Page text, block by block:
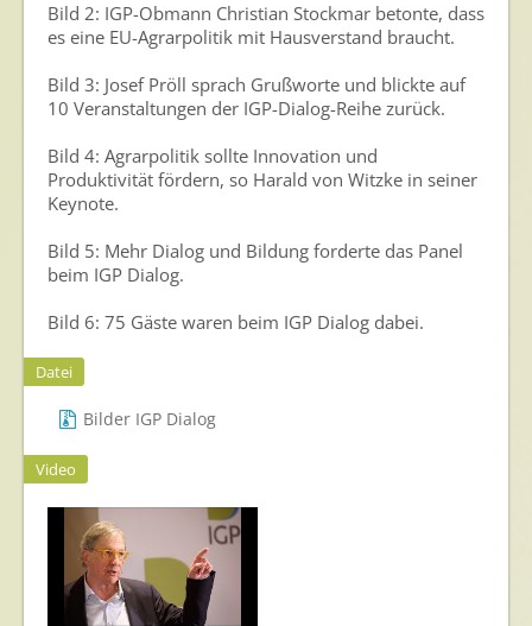
Bild 2: IGP-Obmann Christian Stockmar betonte, dass
es eine EU-Agrarpolitik mit Hausverstand braucht.
Bild 3: Josef Pröll sprach Grußworte und blickte auf
10 Veranstaltungen der IGP-Dialog-Reihe zurück.
Bild 4: Agrarpolitik sollte Innovation und
Produktivität fördern, so Harald von Witzke in seiner
Keynote.
Bild 5: Mehr Dialog und Bildung forderte das Panel
beim IGP Dialog.
Bild 6: 75 Gäste waren beim IGP Dialog dabei.
Datei
Bilder IGP Dialog
Video